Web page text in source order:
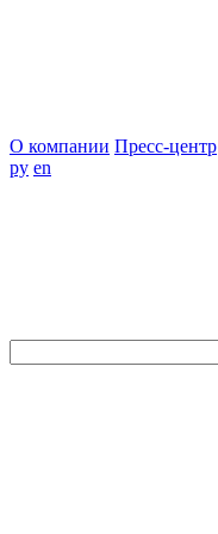
О компании Пресс-центр
ру en